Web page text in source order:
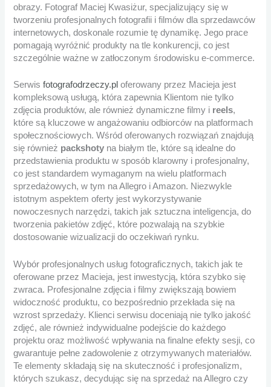
obrazy. Fotograf Maciej Kwasiżur, specjalizujący się w
tworzeniu profesjonalnych fotografii i filmów dla sprzedawców
internetowych, doskonale rozumie tę dynamikę. Jego prace
pomagają wyróżnić produkty na tle konkurencji, co jest
szczególnie ważne w zatłoczonym środowisku e-commerce.
Serwisfotografodrzeczy.pl oferowany przez Macieja jest
kompleksową usługą, która zapewnia Klientom nie tylko
zdjęcia produktów, ale również dynamiczne filmy i reels,
które są kluczowe w angażowaniu odbiorców na platformach
społecznościowych. Wśród oferowanych rozwiązań znajdują
się również packshoty na białym tle, które są idealne do
przedstawienia produktu w sposób klarowny i profesjonalny,
co jest standardem wymaganym na wielu platformach
sprzedażowych, w tym na Allegro i Amazon. Niezwykle
istotnym aspektem oferty jest wykorzystywanie
nowoczesnych narzędzi, takich jak sztuczna inteligencja, do
tworzenia pakietów zdjęć, które pozwalają na szybkie
dostosowanie wizualizacji do oczekiwań rynku.
Wybór profesjonalnych usług fotograficznych, takich jak te
oferowane przez Macieja, jest inwestycją, która szybko się
zwraca. Profesjonalne zdjęcia i filmy zwiększają bowiem
widoczność produktu, co bezpośrednio przekłada się na
wzrost sprzedaży. Klienci serwisu doceniają nie tylko jakość
zdjęć, ale również indywidualne podejście do każdego
projektu oraz możliwość wpływania na finalne efekty sesji, co
gwarantuje pełne zadowolenie z otrzymywanych materiałów.
Te elementy składają się na skuteczność i profesjonalizm,
których szukasz, decydując się na sprzedaż na Allegro czy